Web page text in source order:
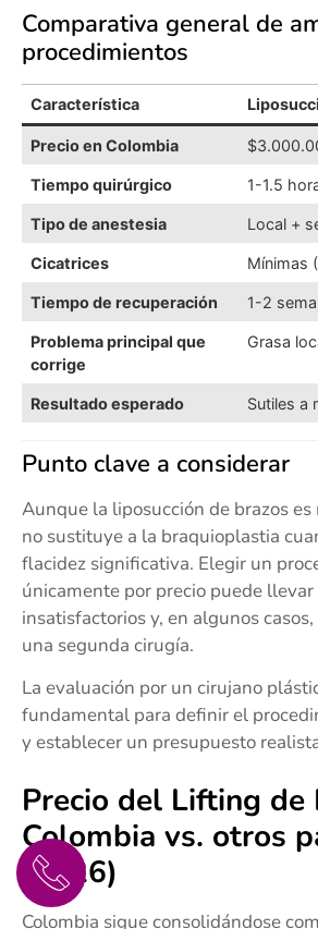
Comparativa general de
procedimientos
Característica
Precio en Colombia
Tiempo quirúrgico 1-1.5
Tipo de anestesia Local +
Cicatrices Mínimas
Tiempo de recuperación 1-2
Problema principal que
corrige
Grasa
Resultado esperado Sutiles a
Punto clave a considerar
Aunque la liposucción de brazos es
no sustituye a la braquioplastia
flacidez significativa. Elegir un
únicamente por precio puede
insatisfactorios y, en algunos
una segunda cirugía.
La evaluación por un cirujano
fundamental para definir el
y establecer un presupuesto
Precio del Lifting de
Colombia vs. otros
(2026)
Colombia sigue consolidándose